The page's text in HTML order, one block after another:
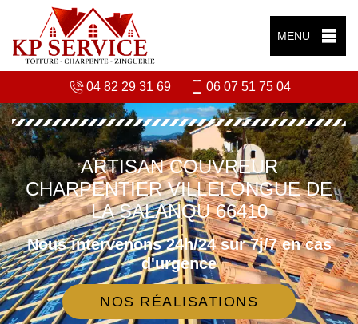
MENU
04 82 29 31 69 06 07 51 75 04
ARTISAN COUVREUR
CHARPENTIER VILLELONGUE DE
LA SALANQU 66410
Nous intervenons 24h/24 sur 7j/7 en cas
d'urgence
NOS RÉALISATIONS